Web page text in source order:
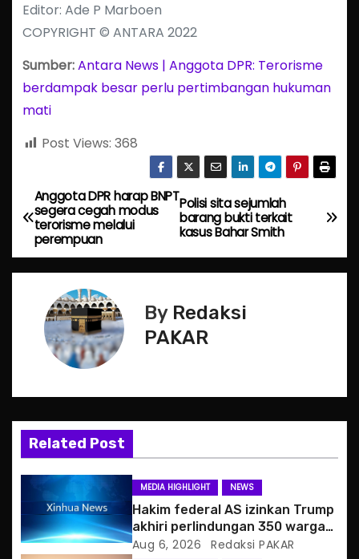
Editor: Ade P Marboen
COPYRIGHT © ANTARA 2022
Sumber:Antara News | Anggota DPR: Terorisme
berdampak besar perlu pertimbangan hukuman
mati
Post Views: 368
P
o
s
v
g
a
t
Polisi sita sejumlah
barang bukti terkait
kasus Bahar Smith
Anggota DPR harap BNPT
segera cegah modus
terorisme melalui
perempuan
By Redaksi
PAKAR
Related Post
MEDIA HIGHLIGHT NEWS
Hakim federal AS izinkan Trump
akhiri perlindungan 350 warga
Haiti
Aug 6, 2026 Redaksi PAKAR